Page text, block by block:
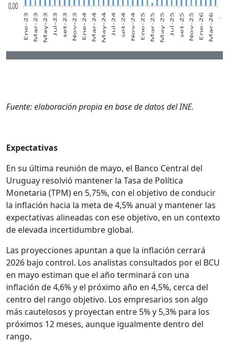
Fuente: elaboración propia en base de datos del INE.
Expectativas
En su última reunión de mayo, el Banco Central del
Uruguay resolvió mantener la Tasa de Política
Monetaria (TPM) en 5,75%, con el objetivo de conducir
la inflación hacia la meta de 4,5% anual y mantener las
expectativas alineadas con ese objetivo, en un contexto
de elevada incertidumbre global.
Las proyecciones apuntan a que la inflación cerrará
2026 bajo control. Los analistas consultados por el BCU
en mayo estiman que el año terminará con una
inflación de 4,6% y el próximo año en 4,5%, cerca del
centro del rango objetivo. Los empresarios son algo
más cautelosos y proyectan entre 5% y 5,3% para los
próximos 12 meses, aunque igualmente dentro del
rango.